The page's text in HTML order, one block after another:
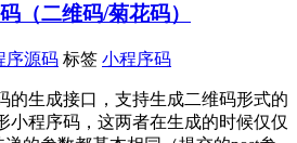
（二维码/菊花码）
序源码 标签 小程序码
的生成接口，支持生成二维码形式的
小程序码，这两者在生成的时候仅仅